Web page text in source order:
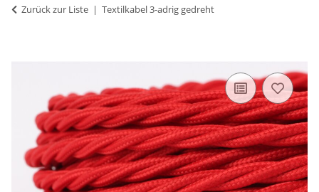
Zurück zur Liste Textilkabel 3-adrig gedreht